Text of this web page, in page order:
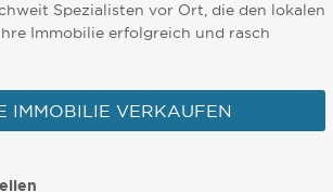
Spezialisten vor Ort, die den lokalen
Immobilie erfolgreich und rasch
IMMOBILIE VERKAUFEN